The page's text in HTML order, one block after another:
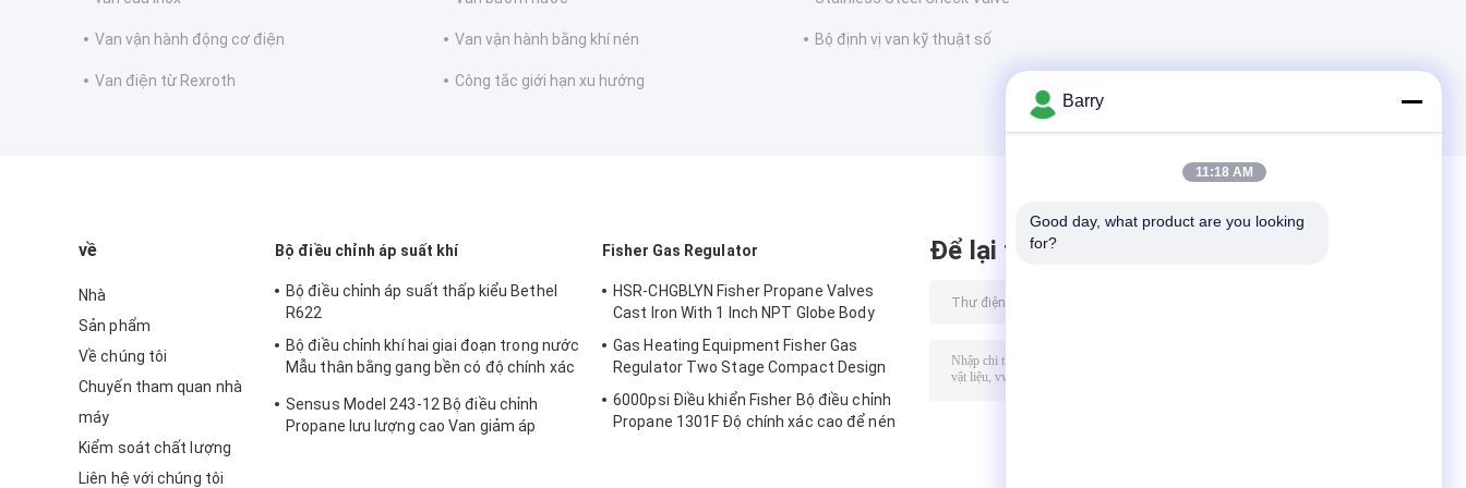
Van vận hành động cơ điện Van vận hành bằng khí nén Bộ định vị van kỹ thuật số
Van điện từ Rexroth Công tắc giới hạn xu hướng
về
Nhà
Sản phẩm
Về chúng tôi
Chuyến tham quan nhà
máy
Kiểm soát chất lượng
Liên hệ với chúng tôi
Bộ điều chỉnh áp suất khí
Bộ điều chỉnh áp suất thấp kiểu Bethel
R622
Bộ điều chỉnh khí hai giai đoạn trong nước
Mẫu thân bằng gang bền có độ chính xác
Sensus Model 243-12 Bộ điều chỉnh
Propane lưu lượng cao Van giảm áp
Fisher Gas Regulator
HSR-CHGBLYN Fisher Propane Valves
Cast Iron With 1 Inch NPT Globe Body
Gas Heating Equipment Fisher Gas
Regulator Two Stage Compact Design
6000psi Điều khiển Fisher Bộ điều chỉnh
Propane 1301F Độ chính xác cao để nén
Để lại tin nhắn
Barry
11:18 AM
Good day, what product are you looking
for?